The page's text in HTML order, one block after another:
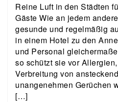
Reine Luft in den Städten
Gäste Wie an jedem
gesunde und regelmäßig
in einem Hotel zu den
und Personal
so schützt sie vor
Verbreitung von
unangenehmen Gerüchen
[…]